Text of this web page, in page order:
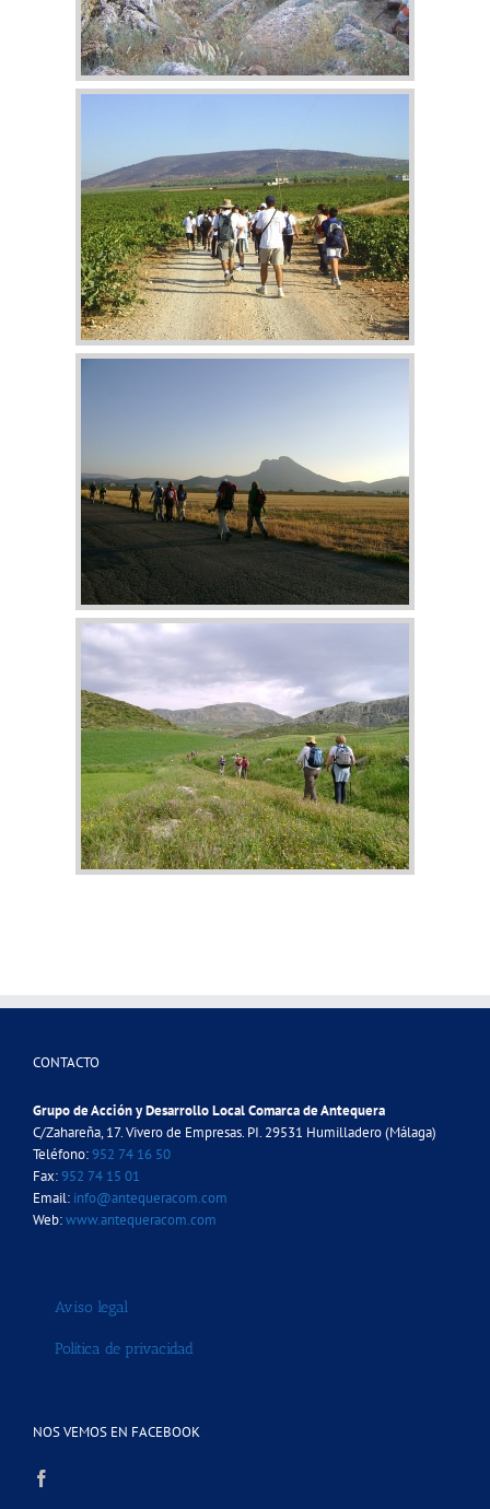
CONTACTO
Grupo de Acción y Desarrollo Local Comarca de Antequera
C/Zahareña, 17. Vivero de Empresas. PI. 29531 Humilladero (Málaga)
Teléfono:952 74 16 50
Fax:952 74 15 01
Email: info@antequeracom.com
Web:www.antequeracom.com
Aviso legal
Política de privacidad
NOS VEMOS EN FACEBOOK